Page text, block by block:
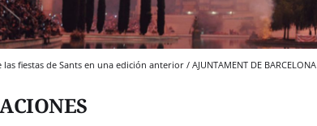
fiestas de Sants en una edición anterior / AJUNTAMENT DE BARCELONA